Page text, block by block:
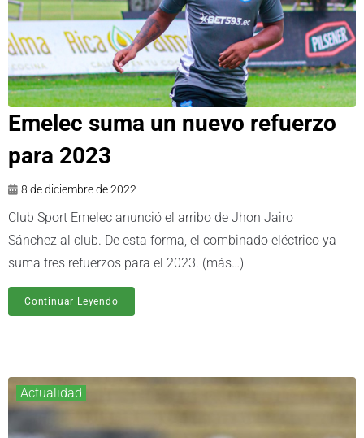
Emelec suma un nuevo refuerzo
para 2023
8 de diciembre de 2022
Club Sport Emelec anunció el arribo de Jhon Jairo
Sánchez al club. De esta forma, el combinado eléctrico ya
suma tres refuerzos para el 2023. (más…)
Continuar Leyendo
Actualidad